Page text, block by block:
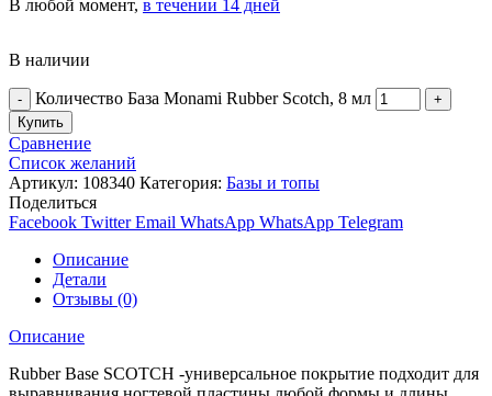
В любой момент, в течении 14 дней
В наличии
Количество База Monami Rubber Scotch, 8 мл
Купить
Сравнение
Список желаний
Артикул: 108340 Категория: Базы и топы
Поделиться
Facebook Twitter Email WhatsApp WhatsApp Telegram
Описание
Детали
Отзывы (0)
Описание
Rubber Base SCOTCH -универсальное покрытие подходит для